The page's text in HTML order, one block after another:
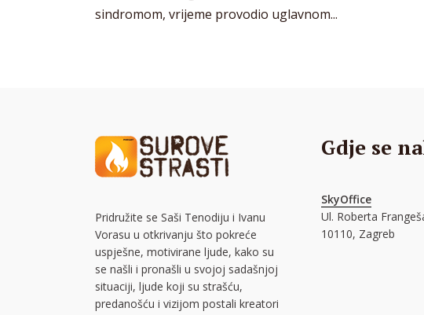
sindromom, vrijeme provodio uglavnom...
Pridružite se Saši Tenodiju i Ivanu
Vorasu u otkrivanju što pokreće
uspješne, motivirane ljude, kako su
se našli i pronašli u svojoj sadašnjoj
situaciji, ljude koji su strašću,
predanošću i vizijom postali kreatori
Gdje se
SkyOffice
Ul. Roberta
10110, Zagreb